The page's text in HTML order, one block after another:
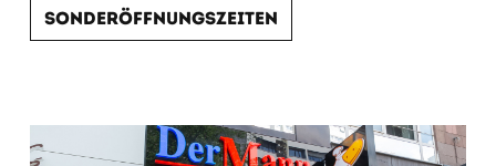
Sonderöffnungszeiten